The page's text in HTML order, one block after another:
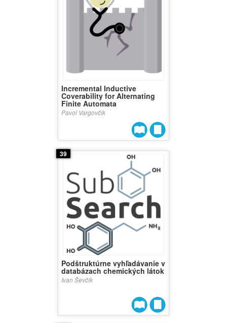
Incremental Inductive
Coverability for Alternating
Finite Automata
Pavol Vargovčík
39
Podštruktúrne vyhľadávanie v
databázach chemických látok
Ivan Ševčík